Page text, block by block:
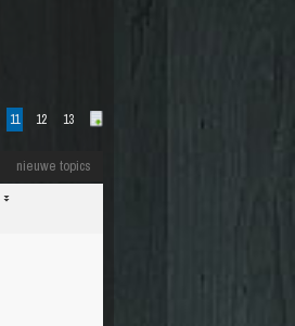
11 12 13
nieuwe topics